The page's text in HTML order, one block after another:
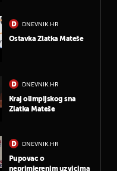
DNEVNIK.HR
Ostavka Zlatka Mateše
DNEVNIK.HR
Kraj olimpijskog sna
Zlatka Mateše
DNEVNIK.HR
Pupovac o
neprimjerenim uzvicima